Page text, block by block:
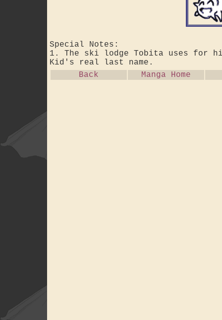
Special Notes:
1. The ski lodge Tobita uses
Kid's real last name.
Back
Manga Home